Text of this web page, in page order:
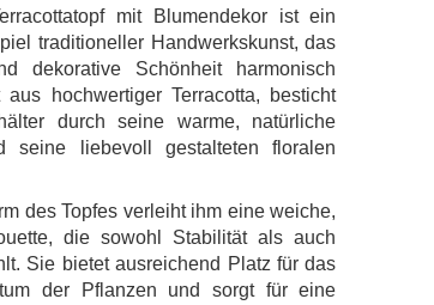
mit Blumendekor ist ein
traditioneller Handwerkskunst, das
dekorative Schönheit harmonisch
aus hochwertiger Terracotta, besticht
durch seine warme, natürliche
seine liebevoll gestalteten floralen
des Topfes verleiht ihm eine weiche,
die sowohl Stabilität als auch
Sie bietet ausreichend Platz für das
der Pflanzen und sorgt für eine